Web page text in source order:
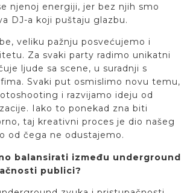
njenoj energiji, jer bez njih smo
DJ-a koji puštaju glazbu.
veliku pažnju posvećujemo i
Za svaki party radimo unikatni
ljude sa scene, u suradnji s
Svaki put osmislimo novu temu,
i razvijamo ideju od
Iako to ponekad zna biti
taj kreativni proces je dio našeg
od čega ne odustajemo.
balansirati između underground
publici?